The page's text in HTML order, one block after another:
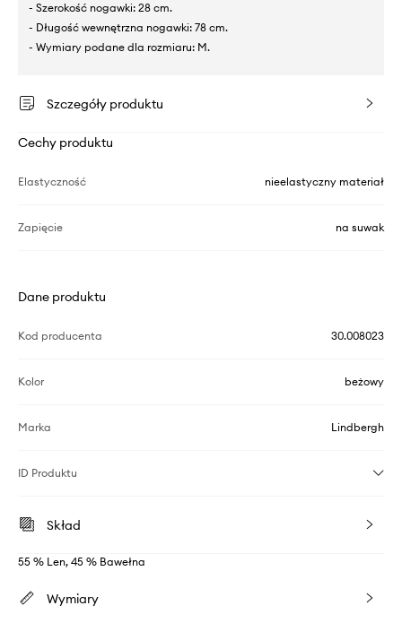
- Szerokość nogawki: 28 cm.
- Długość wewnętrzna nogawki: 78 cm.
- Wymiary podane dla rozmiaru: M.
Szczegóły produktu
Cechy produktu
Elastyczność nieelastyczny materiał
Zapięcie na suwak
Dane produktu
Kod producenta 30.008023
Kolor beżowy
Marka Lindbergh
ID Produktu
Skład
55 % Len, 45 % Bawełna
Wymiary